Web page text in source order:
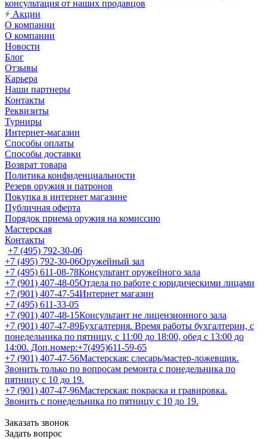
консультация от наших продавцов
Акции
О компании
О компании
Новости
Блог
Отзывы
Карьера
Наши партнеры
Контакты
Реквизиты
Турниры
Интернет-магазин
Способы оплаты
Способы доставки
Возврат товара
Политика конфиденциальности
Резерв оружия и патронов
Покупка в интернет магазине
Публичная оферта
Порядок приема оружия на комиссию
Мастерская
Контакты
+7 (495) 792-30-06
+7 (495) 792-30-06Оружейный зал
+7 (495) 611-08-78Консультант оружейного зала
+7 (901) 407-48-05Отдела по работе с юридическими лицами
+7 (901) 407-47-54Интернет магазин
+7 (495) 611-33-05
+7 (901) 407-48-15Консультант не лицензионного зала
+7 (901) 407-47-89Бухгалтерия. Время работы бухгалтерии, с
понедельника по пятницу, с 11:00 до 18:00, обед с 13:00 до
14:00. Доп.номер:+7(495)611-59-65
+7 (901) 407-47-56Мастерская: слесарь/мастер-ложевщик.
Звонить только по вопросам ремонта с понедельника по
пятницу с 10 до 19.
+7 (901) 407-47-96Мастерская: покраска и гравировка.
Звонить с понедельника по пятницу с 10 до 19.
Заказать звонок
Задать вопрос